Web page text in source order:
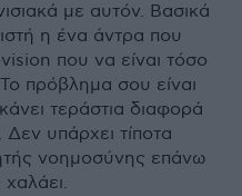
με αυτόν. Βασικά
η ένα άντρα που
που να είναι τόσο
πρόβλημα σου είναι
τεράστια διαφορά
υπάρχει τίποτα
νοημοσύνης επάνω